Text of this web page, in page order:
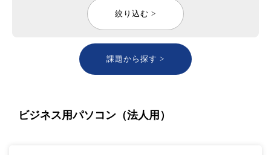
絞り込む >
課題から探す >
ビジネス用パソコン（法人用）